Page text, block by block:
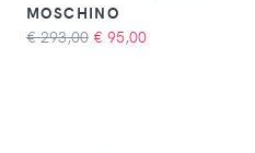
MOSCHINO
€ 293,00 € 95,00